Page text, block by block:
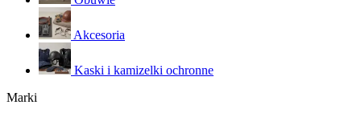
Akcesoria
Kaski i kamizelki ochronne
Marki